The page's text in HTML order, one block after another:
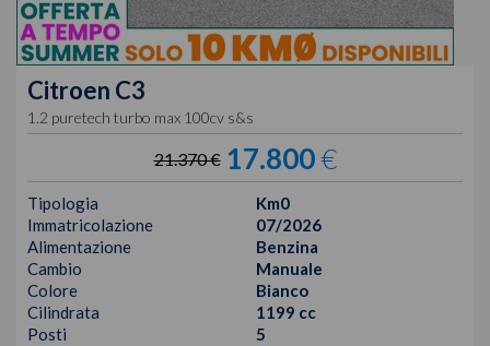
Citroen C3
1.2 puretech turbo max 100cv s&s
21.370 € 17.800€
Tipologia
Km0
Immatricolazione
07/2026
Alimentazione
Benzina
Cambio
Manuale
Colore
Bianco
Cilindrata
1199 cc
Posti
5